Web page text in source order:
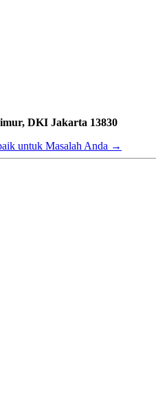
DKI Jakarta 13830
untuk Masalah Anda →